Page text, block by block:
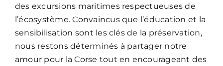
des excursions maritimes respectueuses de
l’écosystème. Convaincus que l’éducation et la
sensibilisation sont les clés de la préservation,
nous restons déterminés à partager notre
amour pour la Corse tout en encourageant des